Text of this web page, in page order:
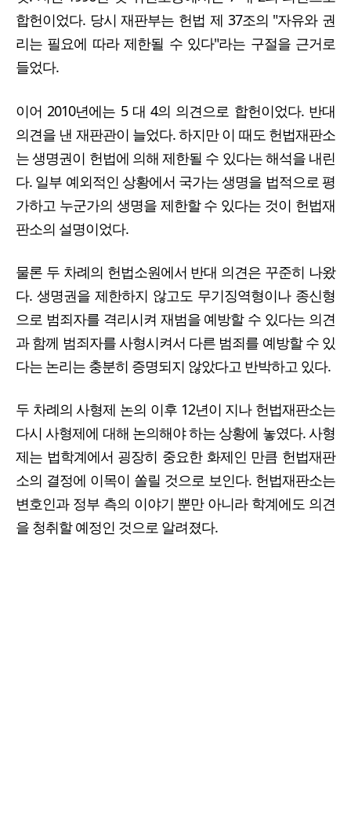
합헌이었다. 당시 재판부는 헌법 제 37조의 "자유와 권
리는 필요에 따라 제한될 수 있다"라는 구절을 근거로
들었다.
이어 2010년에는 5 대 4의 의견으로 합헌이었다. 반대
의견을 낸 재판관이 늘었다. 하지만 이 때도 헌법재판소
는 생명권이 헌법에 의해 제한될 수 있다는 해석을 내린
다. 일부 예외적인 상황에서 국가는 생명을 법적으로 평
가하고 누군가의 생명을 제한할 수 있다는 것이 헌법재
판소의 설명이었다.
물론 두 차례의 헌법소원에서 반대 의견은 꾸준히 나왔
다. 생명권을 제한하지 않고도 무기징역형이나 종신형
으로 범죄자를 격리시켜 재범을 예방할 수 있다는 의견
과 함께 범죄자를 사형시켜서 다른 범죄를 예방할 수 있
다는 논리는 충분히 증명되지 않았다고 반박하고 있다.
두 차례의 사형제 논의 이후 12년이 지나 헌법재판소는
다시 사형제에 대해 논의해야 하는 상황에 놓였다. 사형
제는 법학계에서 굉장히 중요한 화제인 만큼 헌법재판
소의 결정에 이목이 쏠릴 것으로 보인다. 헌법재판소는
변호인과 정부 측의 이야기 뿐만 아니라 학계에도 의견
을 청취할 예정인 것으로 알려졌다.